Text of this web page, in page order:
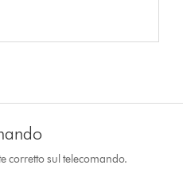
corretto sul telecomando.